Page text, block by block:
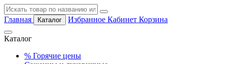
Главная Каталог Избранное Кабинет Корзина
Каталог
% Горячие цены